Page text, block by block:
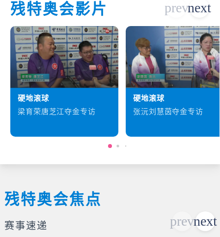
残特奥会影片
硬地滚球
梁育荣唐芝江夺金专访
硬地滚球
张沅刘慧茵夺金专访
残特奥会焦点
赛事速递